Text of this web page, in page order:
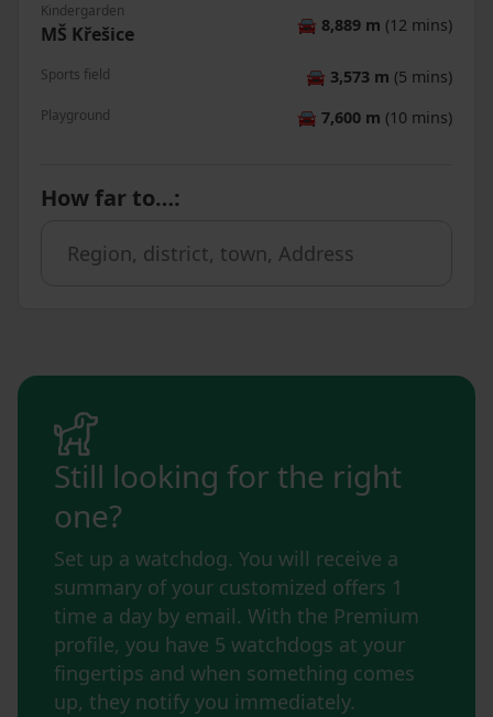
Kindergarden
MŠ Křešice 🚘 8,889 m (12 mins)
Sports field 🚘 3,573 m (5 mins)
Playground 🚘 7,600 m (10 mins)
How far to…:
Still looking for the right
one?
Set up a watchdog. You will receive a
summary of your customized offers 1
time a day by email. With the Premium
profile, you have 5 watchdogs at your
fingertips and when something comes
up, they notify you immediately.